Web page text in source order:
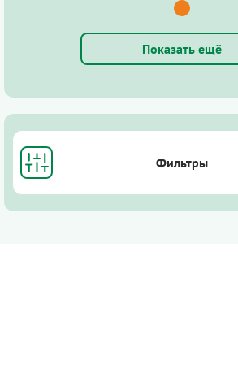
Показать ещё
Фильтры